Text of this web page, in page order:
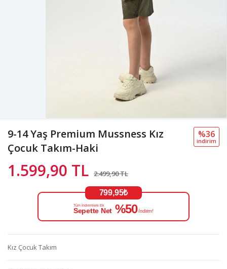
9-14 Yaş Premium Mussness Kız
Çocuk Takım-Haki
1.599,90 TL 2.499,90 TL
%36
i̇ndi̇ri̇m
799,95₺
Tüm İndirimlere Ek
Sepette Net %50 İndirim!
Kız Çocuk Takım